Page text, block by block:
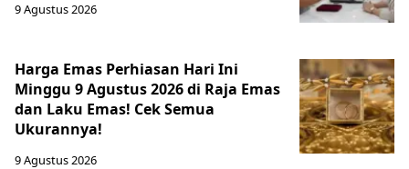
9 Agustus 2026
Harga Emas Perhiasan Hari Ini
Minggu 9 Agustus 2026 di Raja Emas
dan Laku Emas! Cek Semua
Ukurannya!
9 Agustus 2026